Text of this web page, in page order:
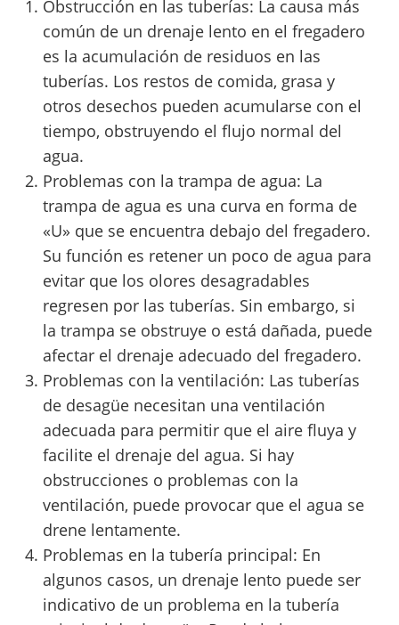
Obstrucción en las tuberías: La causa más
común de un drenaje lento en el fregadero
es la acumulación de residuos en las
tuberías. Los restos de comida, grasa y
otros desechos pueden acumularse con el
tiempo, obstruyendo el flujo normal del
agua.
Problemas con la trampa de agua: La
trampa de agua es una curva en forma de
«U» que se encuentra debajo del fregadero.
Su función es retener un poco de agua para
evitar que los olores desagradables
regresen por las tuberías. Sin embargo, si
la trampa se obstruye o está dañada, puede
afectar el drenaje adecuado del fregadero.
Problemas con la ventilación: Las tuberías
de desagüe necesitan una ventilación
adecuada para permitir que el aire fluya y
facilite el drenaje del agua. Si hay
obstrucciones o problemas con la
ventilación, puede provocar que el agua se
drene lentamente.
Problemas en la tubería principal: En
algunos casos, un drenaje lento puede ser
indicativo de un problema en la tubería